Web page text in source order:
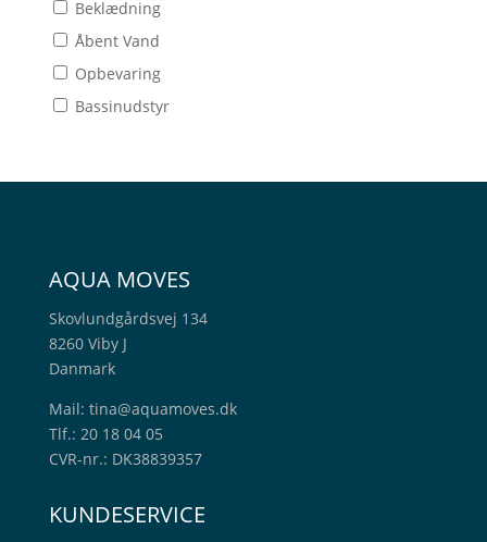
Beklædning
Åbent Vand
Opbevaring
Bassinudstyr
AQUA MOVES
Skovlundgårdsvej 134
8260 Viby J
Danmark
Mail: tina@aquamoves.dk
Tlf.: 20 18 04 05
CVR-nr.: DK38839357
KUNDESERVICE